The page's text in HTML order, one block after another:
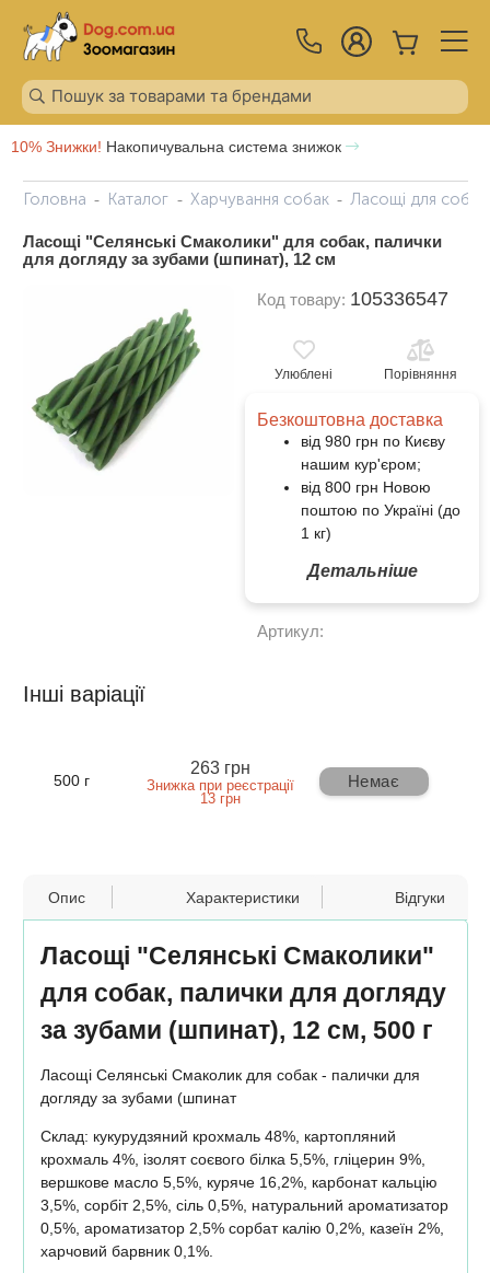
10% Знижки! Накопичувальна система знижок
Головна Каталог Харчування собак Ласощі для собак
Ласощі "Селянські Смаколики" для собак, палички
для догляду за зубами (шпинат), 12 см
Код товару: 105336547
Улюблені Порівняння
Безкоштовна доставка
від 980 грн по Києву
нашим кур'єром;
від 800 грн Новою
поштою по Україні (до
1 кг)
Детальніше
Артикул:
Інші варіації
500 г
263 грн
Знижка при реєстрації
13 грн
Немає
Опис Характеристики Відгуки
Ласощі "Селянські Смаколики"
для собак, палички для догляду
за зубами (шпинат), 12 см, 500 г
Ласощі Селянські Смаколик для собак - палички для
догляду за зубами (шпинат
Склад: кукурудзяний крохмаль 48%, картопляний
крохмаль 4%, ізолят соєвого білка 5,5%, гліцерин 9%,
вершкове масло 5,5%, куряче 16,2%, карбонат кальцію
3,5%, сорбіт 2,5%, сіль 0,5%, натуральний ароматизатор
0,5%, ароматизатор 2,5% сорбат калію 0,2%, казеїн 2%,
харчовий барвник 0,1%.